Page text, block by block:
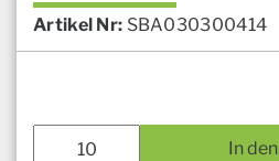
Artikel Nr: SBA030300414
In